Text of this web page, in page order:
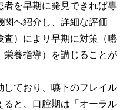
を早期に発見できれば専
関へ紹介し、詳細な評価
査）により早期に対策（嚥
養指導）を講じることが
ており、嚥下のフレイル
ると、口腔期は「オーラル